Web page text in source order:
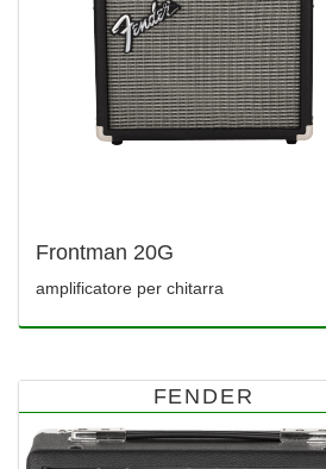
Frontman 20G
amplificatore per chitarra
FENDER